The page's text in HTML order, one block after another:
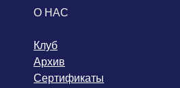
О НАС
Клуб
Архив
Сертификаты